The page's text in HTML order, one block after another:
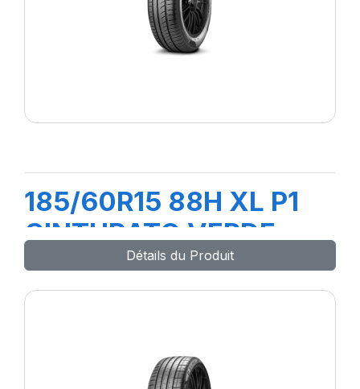
185/60R15 88H XL P1
CINTURATO VERDE
Détails du Produit